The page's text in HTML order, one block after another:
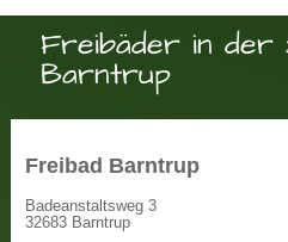
Freibäder in der
Barntrup
Freibad Barntrup
Badeanstaltsweg 3
32683 Barntrup